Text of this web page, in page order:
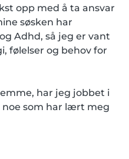
opp med å ta ansvar
søsken har
Adhd, så jeg er vant
følelser og behov for
har jeg jobbet i
som har lært meg